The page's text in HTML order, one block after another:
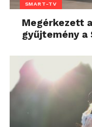
SMART-TV
Megérkezett
gyűjtemény a